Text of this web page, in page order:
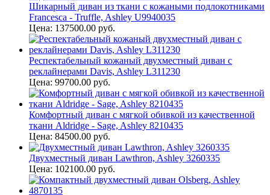
Шикарный диван из ткани с кожаными подлокотниками
Francesca - Truffle, Ashley U9940035
Цена: 137500.00 руб.
Респектабельный кожаный двухместный диван с
реклайнерами Davis, Ashley L311230
Цена: 99700.00 руб.
Комфортный диван с мягкой обивкой из качественной
ткани Aldridge - Sage, Ashley 8210435
Цена: 84500.00 руб.
Двухместный диван Lawthron, Ashley 3260335
Цена: 102100.00 руб.